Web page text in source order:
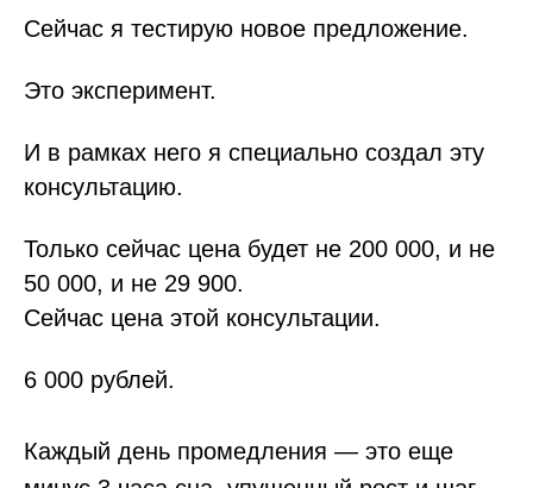
Сейчас я тестирую новое предложение.
Это эксперимент.
И в рамках него я специально создал эту
консультацию.
Только сейчас цена будет не 200 000, и не
50 000, и не 29 900.
Сейчас цена этой консультации.
6 000 рублей.
Каждый день промедления — это еще